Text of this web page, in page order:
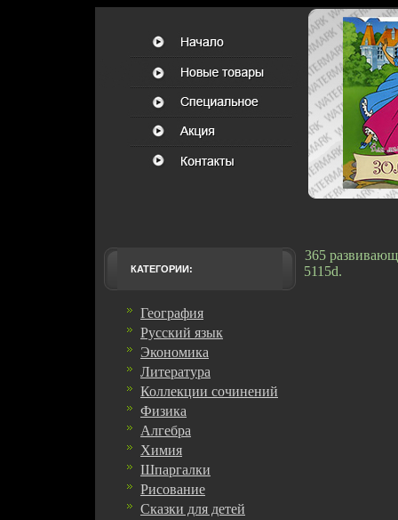
КАТЕГОРИИ:
География
Русский язык
Экономика
Литература
Коллекции сочинений
Физика
Алгебра
Химия
Шпаргалки
Рисование
Сказки для детей
365
5115d.